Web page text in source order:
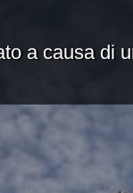
a causa di